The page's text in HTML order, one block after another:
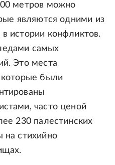
метров можно
являются одними из
истории конфликтов.
самых
Это места
были
часто ценой
230 палестинских
на стихийно